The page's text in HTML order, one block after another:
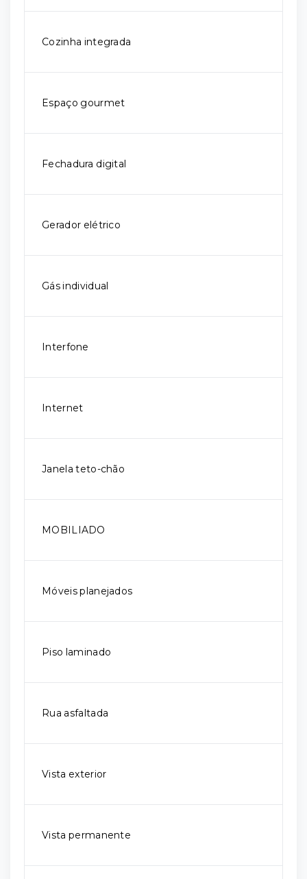
Cozinha integrada
Espaço gourmet
Fechadura digital
Gerador elétrico
Gás individual
Interfone
Internet
Janela teto-chão
MOBILIADO
Móveis planejados
Piso laminado
Rua asfaltada
Vista exterior
Vista permanente